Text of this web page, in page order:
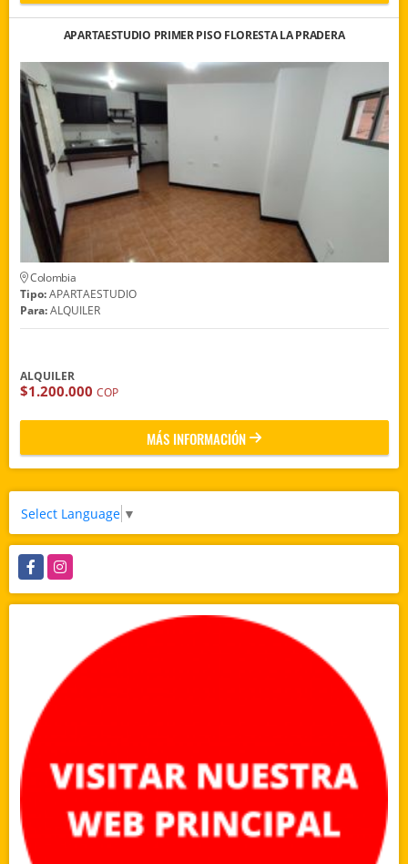
APARTAESTUDIO PRIMER PISO FLORESTA LA PRADERA
Colombia
Tipo:APARTAESTUDIO
Para:ALQUILER
ALQUILER
$1.200.000 COP
MÁS INFORMACIÓN
Select Language ▼
FacebookInstagram